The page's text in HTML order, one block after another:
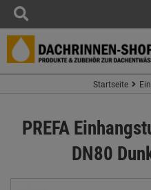
Startseite
PREFA
DN80